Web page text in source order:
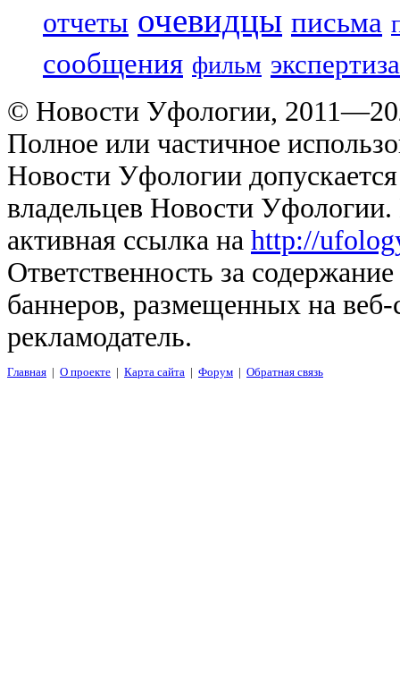
отчеты очевидцы письма
сообщения фильм экспертиза
© Новости Уфологии,
Полное или частичное
Новости Уфологии
владельцев Новости
активная ссылка на http://
Ответственность за
баннеров, размещенных на
рекламодатель.
Главная | О проекте | Карта сайта | Форум | Обратная связь